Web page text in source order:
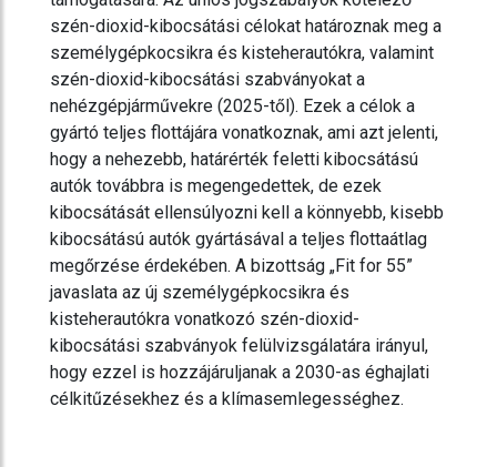
szén-dioxid-kibocsátási célokat határoznak meg a
személygépkocsikra és kisteherautókra, valamint
szén-dioxid-kibocsátási szabványokat a
nehézgépjárművekre (2025-től). Ezek a célok a
gyártó teljes flottájára vonatkoznak, ami azt jelenti,
hogy a nehezebb, határérték feletti kibocsátású
autók továbbra is megengedettek, de ezek
kibocsátását ellensúlyozni kell a könnyebb, kisebb
kibocsátású autók gyártásával a teljes flottaátlag
megőrzése érdekében. A bizottság „Fit for 55”
javaslata az új személygépkocsikra és
kisteherautókra vonatkozó szén-dioxid-
kibocsátási szabványok felülvizsgálatára irányul,
hogy ezzel is hozzájáruljanak a 2030-as éghajlati
célkitűzésekhez és a klímasemlegességhez.